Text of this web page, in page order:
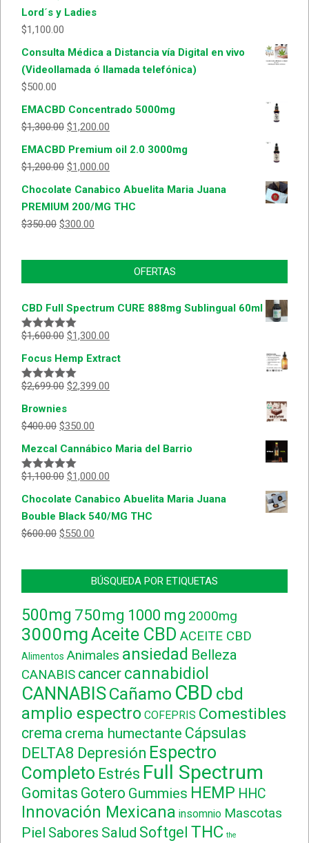
Lord´s y Ladies
$1,100.00
Consulta Médica a Distancia vía Digital en vivo
(Videollamada ó llamada telefónica)
$500.00
EMACBD Concentrado 5000mg
$1,300.00 $1,200.00
EMACBD Premium oil 2.0 3000mg
$1,200.00 $1,000.00
Chocolate Canabico Abuelita Maria Juana
PREMIUM 200/MG THC
$350.00 $300.00
OFERTAS
CBD Full Spectrum CURE 888mg Sublingual 60ml
Valorado
5
$1,600.00 $1,300.00
Focus Hemp Extract
Valorado
5
$2,699.00 $2,399.00
Brownies
$400.00 $350.00
Mezcal Cannábico Maria del Barrio
Valorado
5
$1,100.00 $1,000.00
Chocolate Canabico Abuelita Maria Juana
Bouble Black 540/MG THC
$600.00 $550.00
BÚSQUEDA POR ETIQUETAS
500mg 750mg 1000 mg 2000mg
3000mgAceite CBD ACEITE CBD
Alimentos Animales ansiedad Belleza
CANABIS cancer cannabidiol
CANNABISCañamo CBD cbd
amplio espectro COFEPRIS Comestibles
crema crema humectante Cápsulas
DELTA8 Depresión Espectro
Completo Estrés Full Spectrum
Gomitas Gotero Gummies HEMP HHC
Innovación Mexicana insomnio Mascotas
Piel Sabores Salud Softgel THC the